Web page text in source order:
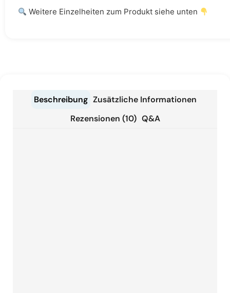
Weitere Einzelheiten zum Produkt siehe unten
Beschreibung Zusätzliche Informationen
Rezensionen (10) Q&A